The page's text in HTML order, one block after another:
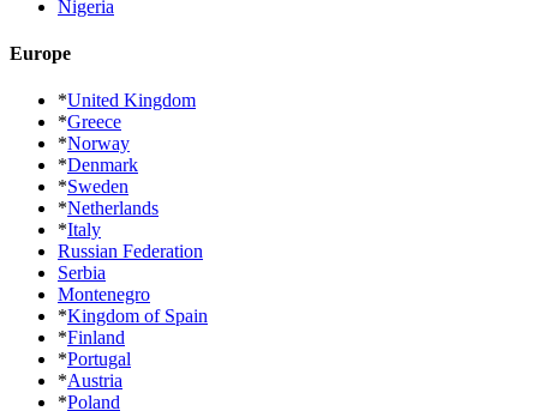
Nigeria
Europe
*United Kingdom
*Greece
*Norway
*Denmark
*Sweden
*Netherlands
*Italy
Russian Federation
Serbia
Montenegro
*Kingdom of Spain
*Finland
*Portugal
*Austria
*Poland